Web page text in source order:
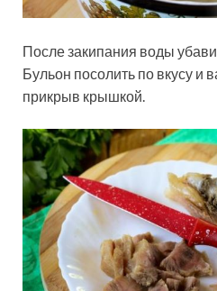
После закипания воды
Бульон посолить по вкусу и
прикрыв крышкой.